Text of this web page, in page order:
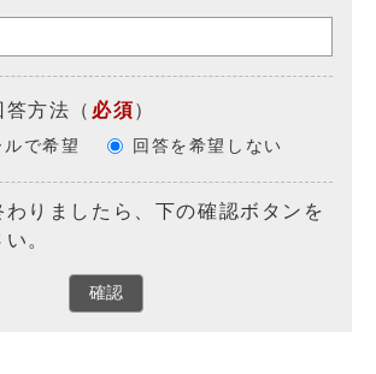
答方法 （ 必須）
ルで希望 回答を希望しない
りましたら、下の確認ボタンを
。
確認